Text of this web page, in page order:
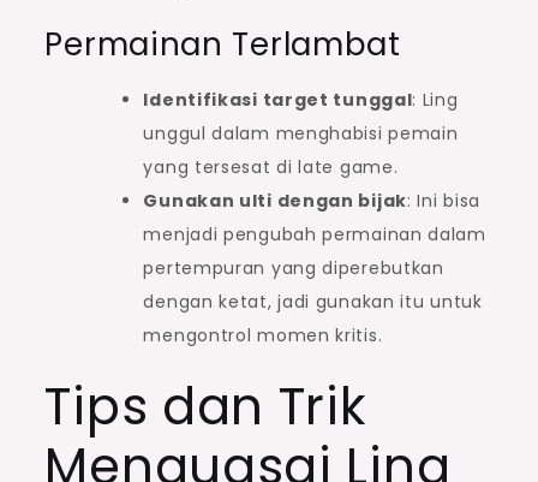
Permainan Terlambat
Identifikasi target tunggal: Ling
unggul dalam menghabisi pemain
yang tersesat di late game.
Gunakan ulti dengan bijak: Ini bisa
menjadi pengubah permainan dalam
pertempuran yang diperebutkan
dengan ketat, jadi gunakan itu untuk
mengontrol momen kritis.
Tips dan Trik
Menguasai Ling